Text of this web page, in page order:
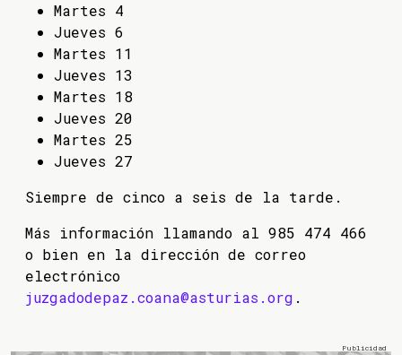
Martes 4
Jueves 6
Martes 11
Jueves 13
Martes 18
Jueves 20
Martes 25
Jueves 27
Siempre de cinco a seis de la tarde.
Más información llamando al 985 474 466
o bien en la dirección de correo
electrónico
juzgadodepaz.coana@asturias.org .